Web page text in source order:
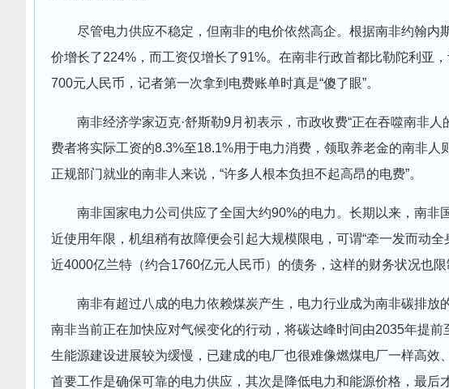
尽管电力供应不稳定，但南非的电价依然高企。根据南非约翰内
价增长了224%，而工资仅增长了91%。在南非行政首都比勒陀利亚
700元人民币，记者第一次拿到电费账单时真是“傻了眼”。
南非经济学家迈克·舒斯勒9月初表示，市政收费“正在吞噬南非
费者将实际工资的8.3%至18.1%用于电力消费，领取养老金的南非
正规部门就业的南非人来说，“许多人根本负担不起高昂的电费”。
南非国家电力公司供应了全国大约90%的电力。长期以来，南
近使用年限，机组稍有故障便会引起大规模限电，可谓“牵一发而动
近4000亿兰特（约合1760亿元人民币）的债务，这样的财务状况也限
南非有超过八成的电力依赖煤炭产生，电力行业成为南非碳排放
南非当前正在加快应对气候变化的行动，将碳达峰时间由2035年提
生能源建设进展较为缓慢，已建成的电厂也很难像燃煤电厂一样高效
首要工作是确保可靠的电力供应，其次是降低电力和能源价格，最后